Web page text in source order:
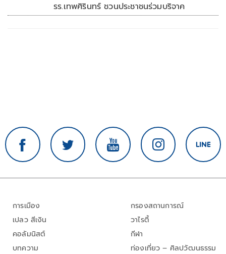
รร.เทพศิรินทร์ ชวนประชาชนร่วมบริจาค
การเมือง
เปลว สีเงิน
คอลัมนิสต์
บทความ
กรองสถานการณ์
วาไรตี้
กีฬา
ท่องเที่ยว – ศิลปวัฒนธรรม